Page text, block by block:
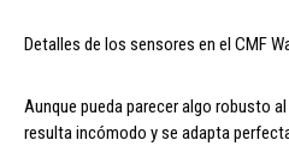
Detalles de los sensores en el CMF
Aunque pueda parecer algo robusto
resulta incómodo y se adapta